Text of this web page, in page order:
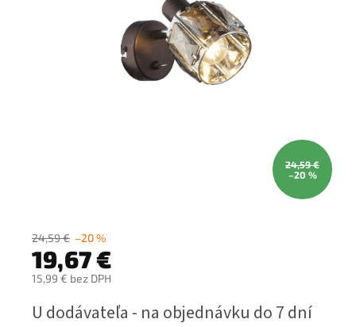
24,59 €
–20 %
24,59 € –20 %
19,67 €
15,99 € bez DPH
cena:
U dodávateľa - na objednávku do 7 dní